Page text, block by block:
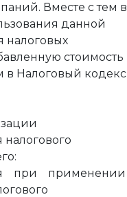
Вместе с тем в
данной
налоговых
стоимость
в Налоговый кодекс
при применении